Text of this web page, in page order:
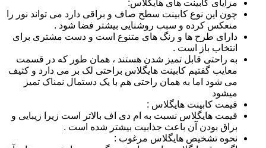
مزایای کابینت های هایگلاس:
چون این نوع کابینت سطح صاف و براقی دارد می تواند نور را
منعکس کرده و سبب روشنایی بیشتر فضا شود .
دارای طرح ها و رنگ های متنوع است و دست مشتری برای
انتخاب باز است .
به راحتی قابل تمیز شدن هستند ، همان طور که در قسمت
معایب گفتیم کابینت هایگلاس براحتی لک بر می دارد و کثیف
می شود اما به همان راحتی هم با یک دستمال نمناک تمیز
میشود
قیمت کابینت هایگلاس :
قیمت هایگلاس نسبت به ام دی اف بالاتر است زیرا زیبایی و
براق بودن آن باعث جذابیت بیشتر شده است .
نحوه تشخیص هایگلاس مرغوب :